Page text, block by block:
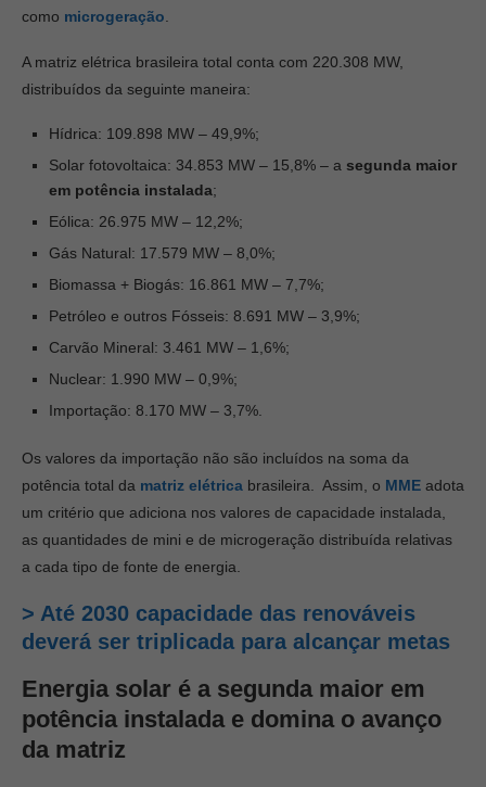
como microgeração.
A matriz elétrica brasileira total conta com 220.308 MW,
distribuídos da seguinte maneira:
Hídrica: 109.898 MW – 49,9%;
Solar fotovoltaica: 34.853 MW – 15,8% – a segunda maior
em potência instalada;
Eólica: 26.975 MW – 12,2%;
Gás Natural: 17.579 MW – 8,0%;
Biomassa + Biogás: 16.861 MW – 7,7%;
Petróleo e outros Fósseis: 8.691 MW – 3,9%;
Carvão Mineral: 3.461 MW – 1,6%;
Nuclear: 1.990 MW – 0,9%;
Importação: 8.170 MW – 3,7%.
Os valores da importação não são incluídos na soma da
potência total da matriz elétrica brasileira. Assim, o MME adota
um critério que adiciona nos valores de capacidade instalada,
as quantidades de mini e de microgeração distribuída relativas
a cada tipo de fonte de energia.
> Até 2030 capacidade das renováveis
deverá ser triplicada para alcançar metas
Energia solar é a segunda maior em
potência instalada e domina o avanço
da matriz